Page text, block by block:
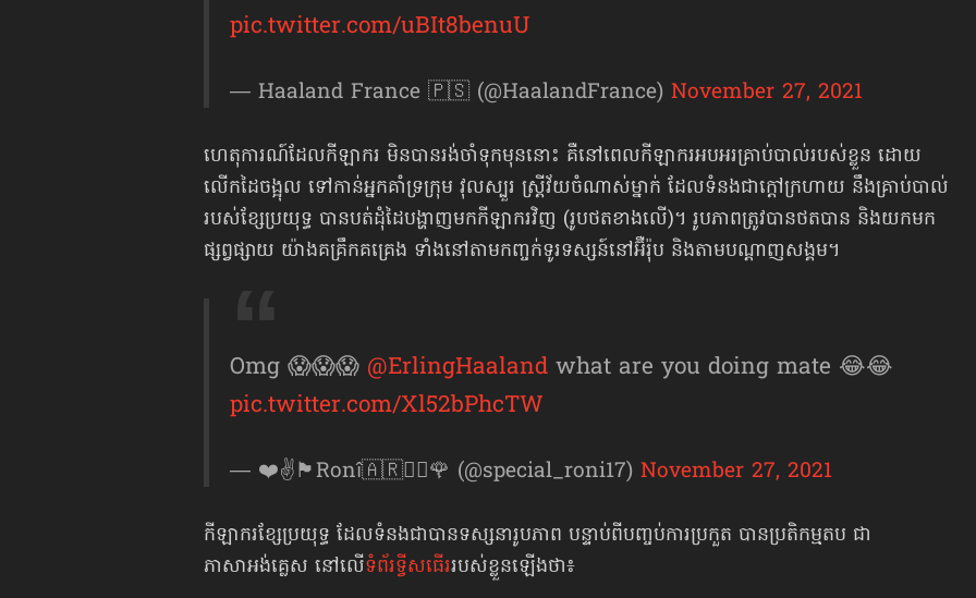
pic.twitter.com/uBIt8benuU
— Haaland France 🇵🇸 (@HaalandFrance)November 27, 2021
ហេតុការណ៍ដែលកីឡាករ មិនបានរង់ចាំទុកមុននោះ គឺនៅពេលកីឡាករអបអរគ្រាប់បាល់របស់ខ្លួន ដោយ
លើកដៃ​ចង្អុល ទៅកាន់​អ្នកគាំទ្រក្រុម វុលស្បួរ ស្ត្រីវ័យចំណាស់ម្នាក់ ដែលទំនងជាក្ដៅក្រហាយ នឹងគ្រាប់បាល់
របស់ខ្សែប្រយុទ្ធ បាន​បត់ដុំដៃបង្ហាញមកកីឡាករវិញ (រូបថតខាងលើ)។ រូបភាពត្រូវបានថតបាន និងយកមក
ផ្សព្វផ្សាយ យ៉ាង​គគ្រឹក​គគ្រេង ទាំងនៅតាមកញ្ចក់ទូរទស្សន៍នៅអ៊ឺរ៉ុប និងតាមបណ្ដាញសង្គម។
Omg 😱😱😱 @ErlingHaaland what are you doing mate 😂😂
pic.twitter.com/Xl52bPhcTW
— ❤️✌️🏴󠁧󠁢󠁥󠁮󠁧󠁿Ronî🇦🇷✌🏿🌹 (@special_roni17)November 27, 2021
កីឡាករខ្សែប្រយុទ្ធ ​ដែលទំនងជាបានទស្សនារូបភាព បន្ទាប់ពីបញ្ចប់ការប្រកួត បានប្រតិកម្មតប ជា
ភាសាអង់គ្លេស នៅលើទំព័រទ្វីសធើររបស់ខ្លួនឡើងថា៖